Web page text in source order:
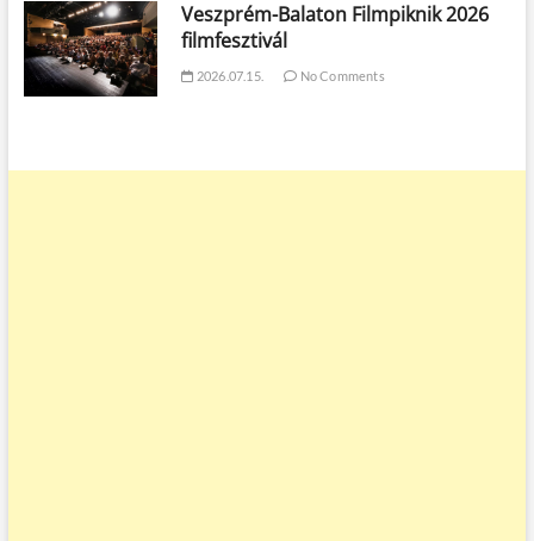
Veszprém-Balaton Filmpiknik 2026
filmfesztivál
2026.07.15. No Comments